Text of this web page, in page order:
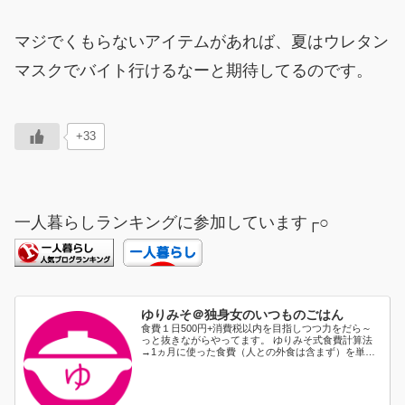
マジでくもらないアイテムがあれば、夏はウレタン
マスクでバイト行けるなーと期待してるのです。
+33
一人暮らしランキングに参加しています┌○
ゆりみそ＠独身女のいつものごはん
食費１日500円+消費税以内を目指しつつ力をだら～
っと抜きながらやってます。 ゆりみそ式食費計算法
→1ヵ月に使った食費（人との外食は含まず）を単純